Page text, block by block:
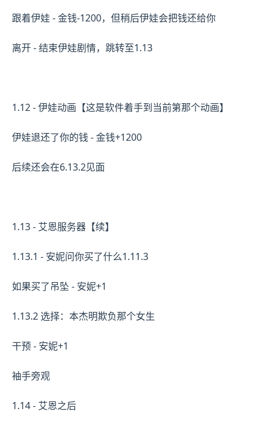
跟着伊娃 - 金钱-1200，但稍后伊娃会把钱还给你
离开 - 结束伊娃剧情，跳转至1.13
1.12 - 伊娃动画【这是软件着手到当前第那个动画】
伊娃退还了你的钱 - 金钱+1200
后续还会在6.13.2见面
1.13 - 艾恩服务器【续】
1.13.1 - 安妮问你买了什么1.11.3
如果买了吊坠 - 安妮+1
1.13.2 选择：本杰明欺负那个女生
干预 - 安妮+1
袖手旁观
1.14 - 艾恩之后